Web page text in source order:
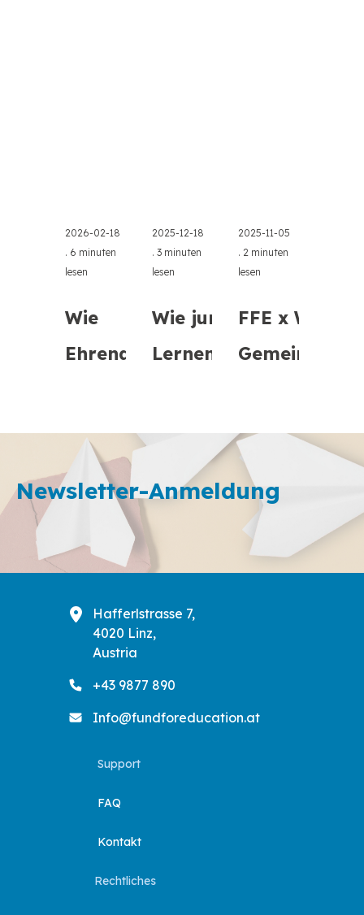
2026-02-18
. 6 minuten
lesen
Wie
Ehrenamtliche
Finanzbildung
d ...
2025-12-18
. 3 minuten
lesen
Wie junge
Lernende in
erkundete ...
2025-11-05
. 2 minuten
lesen
FFE x
Newsletter-Anmeldung
Hafferlstrasse 7,
4020 Linz,
Austria
+43 9877 890
Info@fundforeducation.at
Support
FAQ
Kontakt
Rechtliches